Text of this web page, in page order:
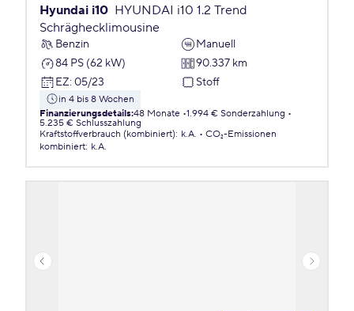
Hyundai i10 HYUNDAI i10 1.2 Trend
Schräghecklimousine
Benzin
Manuell
84 PS (62 kW)
90.337 km
EZ: 05/23 Stoff
in 4 bis 8 Wochen
Finanzierungsdetails:48 Monate 1.994 € Sonderzahlung
5.235 € Schlusszahlung
Kraftstoffverbrauch (kombiniert): k.A.
CO₂-Emissionen
kombiniert: k.A.